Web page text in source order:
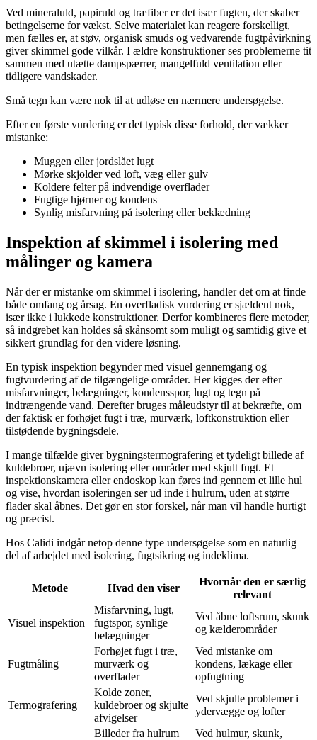
Ved mineraluld, papiruld og træfiber er det især fugten, der skaber
betingelserne for vækst. Selve materialet kan reagere forskelligt,
men fælles er, at støv, organisk smuds og vedvarende fugtpåvirkning
giver skimmel gode vilkår. I ældre konstruktioner ses problemerne tit
sammen med utætte dampspærrer, mangelfuld ventilation eller
tidligere vandskader.
Små tegn kan være nok til at udløse en nærmere undersøgelse.
Efter en første vurdering er det typisk disse forhold, der vækker
mistanke:
Muggen eller jordslået lugt
Mørke skjolder ved loft, væg eller gulv
Koldere felter på indvendige overflader
Fugtige hjørner og kondens
Synlig misfarvning på isolering eller beklædning
Inspektion af skimmel i isolering med
målinger og kamera
Når der er mistanke om skimmel i isolering, handler det om at finde
både omfang og årsag. En overfladisk vurdering er sjældent nok,
især ikke i lukkede konstruktioner. Derfor kombineres flere metoder,
så indgrebet kan holdes så skånsomt som muligt og samtidig give et
sikkert grundlag for den videre løsning.
En typisk inspektion begynder med visuel gennemgang og
fugtvurdering af de tilgængelige områder. Her kigges der efter
misfarvninger, belægninger, kondensspor, lugt og tegn på
indtrængende vand. Derefter bruges måleudstyr til at bekræfte, om
der faktisk er forhøjet fugt i træ, murværk, loftkonstruktion eller
tilstødende bygningsdele.
I mange tilfælde giver bygningstermografering et tydeligt billede af
kuldebroer, ujævn isolering eller områder med skjult fugt. Et
inspektionskamera eller endoskop kan føres ind gennem et lille hul
og vise, hvordan isoleringen ser ud inde i hulrum, uden at større
flader skal åbnes. Det gør en stor forskel, når man vil handle hurtigt
og præcist.
Hos Calidi indgår netop denne type undersøgelse som en naturlig
del af arbejdet med isolering, fugtsikring og indeklima.
Metode Hvad den viser
Hvornår den er særlig
relevant
Visuel inspektion
Misfarvning, lugt,
fugtspor, synlige
belægninger
Ved åbne loftsrum, skunk
og kælderområder
Fugtmåling
Forhøjet fugt i træ,
murværk og
overflader
Ved mistanke om
kondens, lækage eller
opfugtning
Termografering
Kolde zoner,
kuldebroer og skjulte
afvigelser
Ved skjulte problemer i
ydervægge og lofter
Billeder fra hulrum
Ved hulmur, skunk,